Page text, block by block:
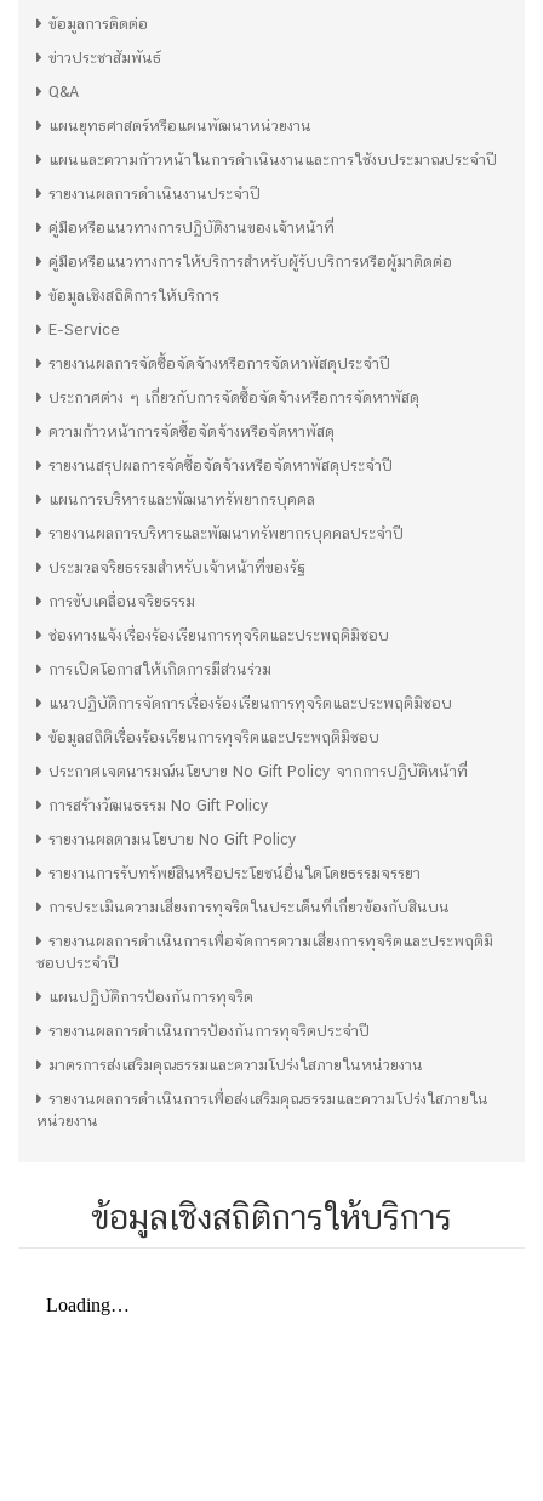
ข้อมูลการติดต่อ
ข่าวประชาสัมพันธ์
Q&A
แผนยุทธศาสตร์หรือแผนพัฒนาหน่วยงาน
แผนและความก้าวหน้าในการดำเนินงานและการใช้งบประมาณประจำปี
รายงานผลการดำเนินงานประจำปี
คู่มือหรือแนวทางการปฏิบัติงานของเจ้าหน้าที่
คู่มือหรือแนวทางการให้บริการสำหรับผู้รับบริการหรือผู้มาติดต่อ
ข้อมูลเชิงสถิติการให้บริการ
E-Service
รายงานผลการจัดซื้อจัดจ้างหรือการจัดหาพัสดุประจำปี
ประกาศต่าง ๆ เกี่ยวกับการจัดซื้อจัดจ้างหรือการจัดหาพัสดุ
ความก้าวหน้าการจัดซื้อจัดจ้างหรือจัดหาพัสดุ
รายงานสรุปผลการจัดซื้อจัดจ้างหรือจัดหาพัสดุประจำปี
แผนการบริหารและพัฒนาทรัพยากรบุคคล
รายงานผลการบริหารและพัฒนาทรัพยากรบุคคลประจำปี
ประมวลจริยธรรมสำหรับเจ้าหน้าที่ของรัฐ
การขับเคลื่อนจริยธรรม
ช่องทางแจ้งเรื่องร้องเรียนการทุจริตและประพฤติมิชอบ
การเปิดโอกาสให้เกิดการมีส่วนร่วม
แนวปฏิบัติการจัดการเรื่องร้องเรียนการทุจริตและประพฤติมิชอบ
ข้อมูลสถิติเรื่องร้องเรียนการทุจริตและประพฤติมิชอบ
ประกาศเจตนารมณ์นโยบาย No Gift Policy จากการปฏิบัติหน้าที่
การสร้างวัฒนธรรม No Gift Policy
รายงานผลตามนโยบาย No Gift Policy
รายงานการรับทรัพย์สินหรือประโยชน์อื่นใดโดยธรรมจรรยา
การประเมินความเสี่ยงการทุจริตในประเด็นที่เกี่ยวข้องกับสินบน
รายงานผลการดำเนินการเพื่อจัดการความเสี่ยงการทุจริตและประพฤติมิ
ชอบประจำปี
แผนปฏิบัติการป้องกันการทุจริต
รายงานผลการดำเนินการป้องกันการทุจริตประจำปี
มาตรการส่งเสริมคุณธรรมและความโปร่งใสภายในหน่วยงาน
รายงานผลการดำเนินการเพื่อส่งเสริมคุณธรรมและความโปร่งใสภายใน
หน่วยงาน
ข้อมูลเชิงสถิติการให้บริการ